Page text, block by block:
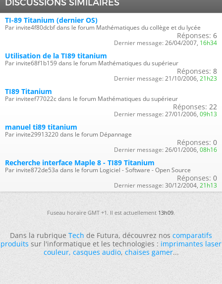
DISCUSSIONS SIMILAIRES
TI-89 Titanium (dernier OS)
Par invite4f80dcbf dans le forum Mathématiques du collège et du lycée
Réponses: 6
Dernier message: 26/04/2007, 16h34
Utilisation de la TI89 titanium
Par invite68f1b159 dans le forum Mathématiques du supérieur
Réponses: 8
Dernier message: 21/10/2006, 21h23
TI89 Titanium
Par inviteef77022c dans le forum Mathématiques du supérieur
Réponses: 22
Dernier message: 27/01/2006, 09h13
manuel ti89 titanium
Par invite29913220 dans le forum Dépannage
Réponses: 0
Dernier message: 26/01/2006, 08h16
Recherche interface Maple 8 - TI89 Titanium
Par invite872de53a dans le forum Logiciel - Software - Open Source
Réponses: 0
Dernier message: 30/12/2004, 21h13
Fuseau horaire GMT +1. Il est actuellement13h09.
Dans la rubriqueTechde Futura, découvrez noscomparatifs
produitssur l'informatique et les technologies :imprimantes laser
couleur,casques audio,chaises gamer...